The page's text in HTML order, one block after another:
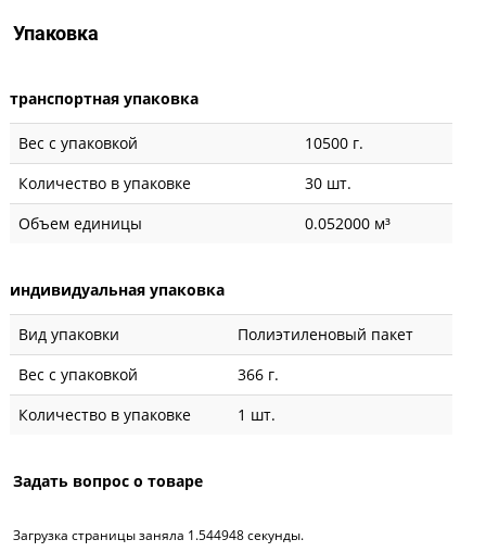
Упаковка
транспортная упаковка
Вес с упаковкой
10500 г.
Количество в упаковке
30 шт.
Объем единицы
0.052000 м³
индивидуальная упаковка
Вид упаковки
Полиэтиленовый пакет
Вес с упаковкой
366 г.
Количество в упаковке
1 шт.
Задать вопрос о товаре
Загрузка страницы заняла 1.544948 секунды.